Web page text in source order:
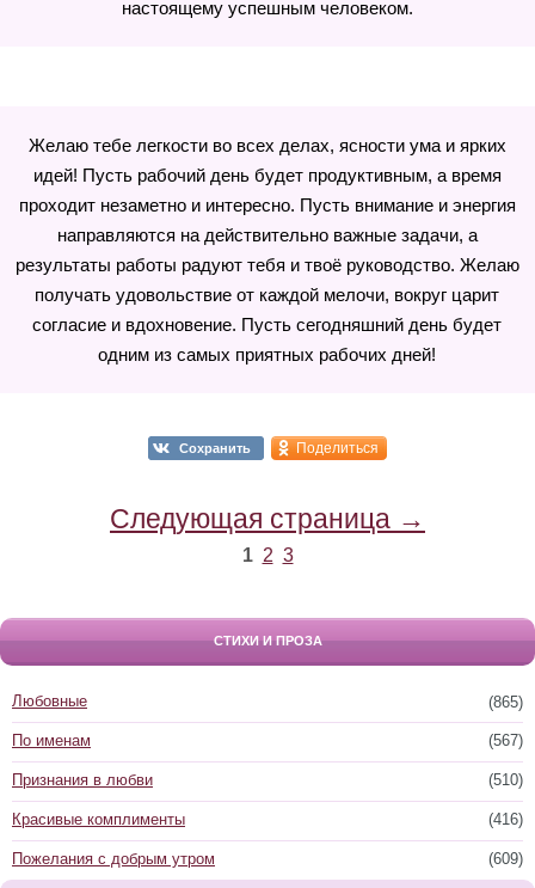
настоящему успешным человеком.
Желаю тебе легкости во всех делах, ясности ума и ярких
идей! Пусть рабочий день будет продуктивным, а время
проходит незаметно и интересно. Пусть внимание и энергия
направляются на действительно важные задачи, а
результаты работы радуют тебя и твоё руководство. Желаю
получать удовольствие от каждой мелочи, вокруг царит
согласие и вдохновение. Пусть сегодняшний день будет
одним из самых приятных рабочих дней!
Сохранить Поделиться
Следующая страница →
1 2 3
СТИХИ И ПРОЗА
(865)
Любовные
(567)
По именам
(510)
Признания в любви
(416)
Красивые комплименты
(609)
Пожелания с добрым утром